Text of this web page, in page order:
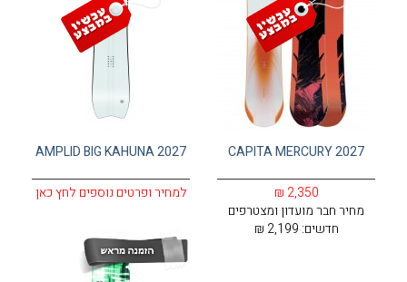
CAPITA MERCURY 2027
2,350 ₪
מחיר חבר מועדון ומצטרפים
חדשים:
AMPLID BIG KAHUNA 2027
למחיר ופרטים נוספים לחץ כאן